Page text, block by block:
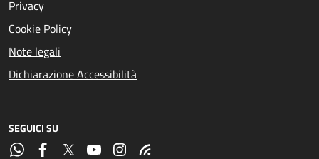
Privacy
Cookie Policy
Note legali
Dichiarazione Accessibilità
SEGUICI SU